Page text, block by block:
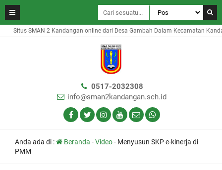
Situs SMAN 2 Kandangan online dari Desa Gambah Dalam Kecamatan
0517-2032308
info@sman2kandangan.sch.id
Anda ada di : Beranda -Video- Menyusun SKP e-kinerja di
PMM